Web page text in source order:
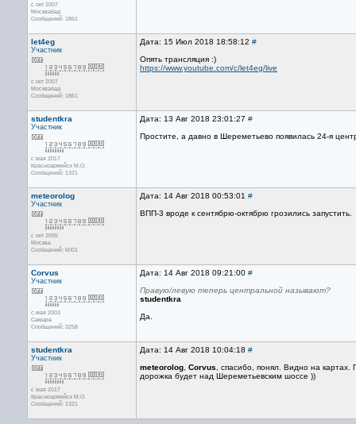
с окт 2007
Москвабад
Сообщений: 1861
let4eg
Участник
с окт 2007
Москвабад
Сообщений: 1861
Дата: 15 Июл 2018 18:58:12 #
Опять трансляция :)
https://www.youtube.com/c/let4eg/live
studentkra
Участник
с мая 2017
Красноармейск М.О.
Сообщений: 1321
Дата: 13 Авг 2018 23:01:27 #
Простите, а давно в Шереметьево появилась 24-я
meteorolog
Участник
с окт 2005
Москва
Сообщений: 6001
Дата: 14 Авг 2018 00:53:01 #
ВПП-3 вроде к сентябрю-октябрю грозились запустить.
Corvus
Участник
с мая 2003
Самара
Сообщений: 3258
Дата: 14 Авг 2018 09:21:00 #
Правую/левую теперь центральной называют?
studentkra
Да.
studentkra
Участник
с мая 2017
Красноармейск М.О.
Сообщений: 1321
Дата: 14 Авг 2018 10:04:18 #
meteorolog Corvus , спасибо, понял. Видно на
дорожка будет над Шереметьевским шоссе ))